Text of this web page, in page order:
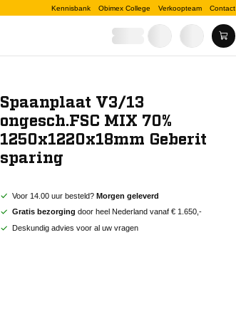
Kennisbank Obimex College Verkoopteam Contact
Spaanplaat V3/13
ongesch.FSC MIX 70%
1250x1220x18mm Geberit
sparing
Voor 14.00 uur besteld? Morgen geleverd
Gratis bezorging door heel Nederland vanaf € 1.650,-
Deskundig advies voor al uw vragen